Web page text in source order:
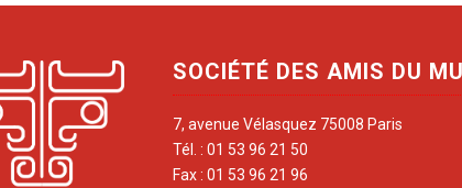
SOCIÉTÉ DES AMIS DU
7, avenue Vélasquez 75008 Paris
Tél. : 01 53 96 21 50
Fax : 01 53 96 21 96